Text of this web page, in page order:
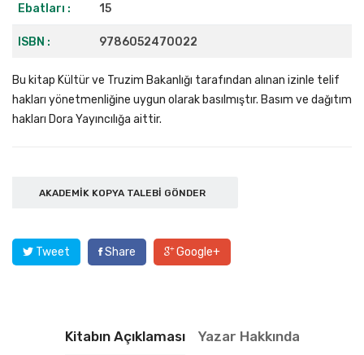
Ebatları : 15
ISBN : 9786052470022
Bu kitap Kültür ve Truzim Bakanlığı tarafından alınan izinle telif
hakları yönetmenliğine uygun olarak basılmıştır. Basım ve dağıtım
hakları Dora Yayıncılığa aittir.
AKADEMIK KOPYA TALEBI GÖNDER
Tweet Share Google+
Kitabın Açıklaması Yazar Hakkında